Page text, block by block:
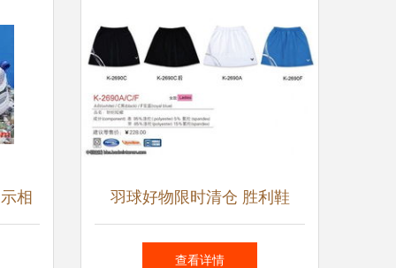
相 羽球好物限时清仓 胜利鞋
服、高神线、阿尔法吸汗带惊
查看详情